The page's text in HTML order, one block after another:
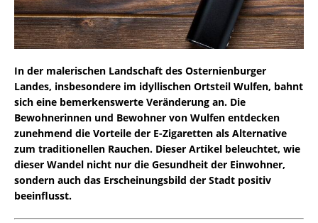
In der malerischen Landschaft des Osternienburger
Landes, insbesondere im idyllischen Ortsteil Wulfen, bahnt
sich eine bemerkenswerte Veränderung an. Die
Bewohnerinnen und Bewohner von Wulfen entdecken
zunehmend die Vorteile der E-Zigaretten als Alternative
zum traditionellen Rauchen. Dieser Artikel beleuchtet, wie
dieser Wandel nicht nur die Gesundheit der Einwohner,
sondern auch das Erscheinungsbild der Stadt positiv
beeinflusst.